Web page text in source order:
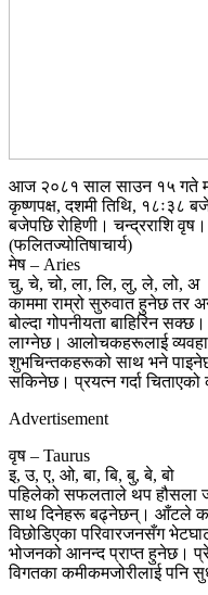
आज २०८१ साल साउन १५ गते
कृष्णपक्ष, दशमी तिथि, १८ः३८
बजेपछि राेहिणी। चन्द्रराशि
(फलितज्योतिषाचार्य)
मेष – Aries
चु, चे, चो, ला, लि, लु, ले, लो, अ
काममा राम्रो सुरुवात हुनेछ तर
बोल्दा गोपनीयता बाहिरिन
लाग्नेछ। आलोचकहरूलाई
शुभचिन्तकहरूको साथ भने
सकिनेछ। प्रयत्न गर्दा
Advertisement
वृष – Taurus
इ, उ, ए, ओ, बा, बि, बु, बे, बो
पहिलेको सफलताले थप हौसला
साथ दिनेहरू बढ्नेछन्। आँटले
विछोडिएका परिवारजनसँग
भोजनको आनन्द प्राप्त हुनेछ।
विगतका कमीकमजोरीलाई पनि